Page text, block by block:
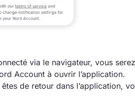
via le navigateur, vous
Account à ouvrir l’application.
de retour dans l’application,